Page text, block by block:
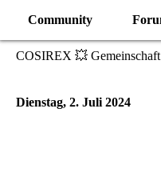
Community
COSIREX 💥 Gemeinschaft
Dienstag, 2. Juli 2024